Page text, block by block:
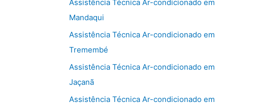
Assistência Técnica Ar-condicionado em
Mandaqui
Assistência Técnica Ar-condicionado em
Tremembé
Assistência Técnica Ar-condicionado em
Jaçanã
Assistência Técnica Ar-condicionado em